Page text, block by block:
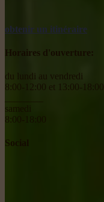
obtenir un itinéraire
Horaires d'ouverture:
du lundi au vendredi
8:00-12:00 et 13:00-18:00
samedi
8:00-18:00
Social